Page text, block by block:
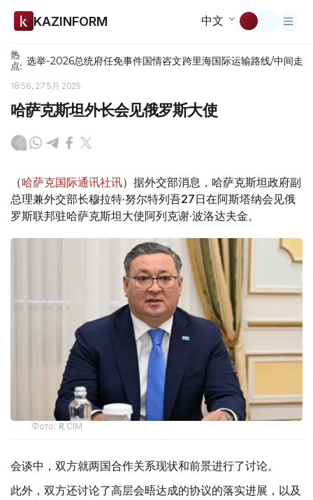
KAZINFORM 中文
热
点: 选举-2026总统府任免事件国情咨文跨里海国际运输路线/中间走廊
18:56, 27 5月 2025
哈萨克斯坦外长会见俄罗斯大使
（哈萨克国际通讯社讯）据外交部消息，哈萨克斯坦政府副
总理兼外交部长穆拉特·努尔特列吾27日在阿斯塔纳会见俄
罗斯联邦驻哈萨克斯坦大使阿列克谢·波洛达夫金。
Фото: ҚР СІМ
会谈中，双方就两国合作关系现状和前景进行了讨论。
此外，双方还讨论了高层会晤达成的协议的落实进展，以及